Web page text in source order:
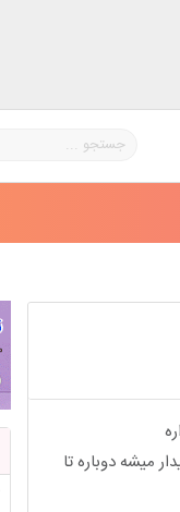
میگیره ولی یک بیدار میشه دوباره تا